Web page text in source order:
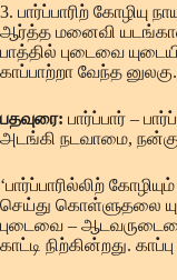
3. பார்ப்பாரிற் கோழியு
ஆர்த்த மனைவி
பாத்தில் புடைவை
காப்பாற்றா வேந்த னுலகு.
பதவுரை: பார்ப்பார் –
அடங்கி நடவாமை,
‘பார்ப்பாரில்லிற்
செய்து கொள்ளுதலை
புடைவை –
காட்டி நிற்கின்றது.